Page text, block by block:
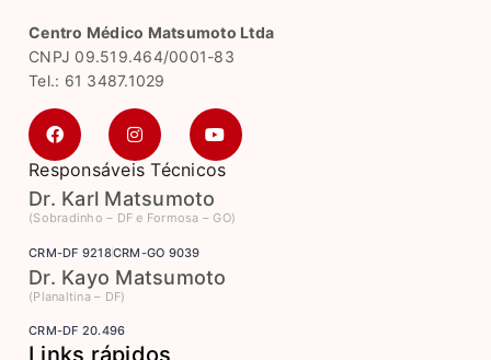
Centro Médico Matsumoto Ltda
CNPJ 09.519.464/0001-83
Tel.: 61 3487.1029
Responsáveis Técnicos
Dr. Karl Matsumoto
(Sobradinho – DF e Formosa – GO)
CRM-DF 9218CRM-GO 9039
Dr. Kayo Matsumoto
(Planaltina – DF)
CRM-DF 20.496